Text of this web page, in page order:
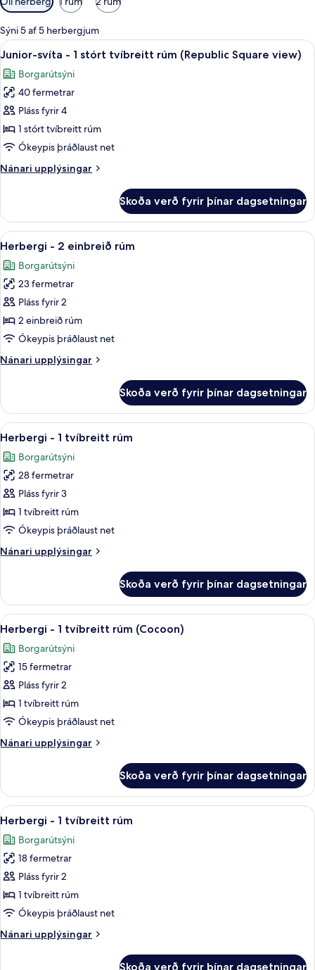
í
boði
fyrir
herbergi
Sýni 5 af 5 herbergjum
Skoða
allar
myndir
fyrir
Junior-
svíta
-
stórt
(Republic
Square
view)
Junior-svíta - 1 stórt tvíbreitt rúm
8
Junior-svíta - 1 stórt tvíbreitt rúm (Republic Square view)
Borgarútsýni
40 fermetrar
Pláss fyrir 4
1 stórt tvíbreitt rúm
Ókeypis þráðlaust net
Nánari upplýsingar
Nánari
svíta
1
tvíbreitt
rúm
Square
view)
Skoða verð fyrir þínar dagsetningar
Skoða
allar
myndir
fyrir
Herbergi
-
2
rúm
Herbergi - 2 einbreið rúm |
8
Herbergi - 2 einbreið rúm
Borgarútsýni
23 fermetrar
Pláss fyrir 2
2 einbreið rúm
Ókeypis þráðlaust net
Nánari upplýsingar
Nánari
-
einbreið
Skoða verð fyrir þínar dagsetningar
Skoða
allar
myndir
fyrir
Herbergi
-
1
rúm
Herbergi - 1 tvíbreitt rúm | Míníbar,
10
Herbergi - 1 tvíbreitt rúm
Borgarútsýni
28 fermetrar
Pláss fyrir 3
1 tvíbreitt rúm
Ókeypis þráðlaust net
Nánari upplýsingar
Nánari
-
tvíbreitt
Skoða verð fyrir þínar dagsetningar
Skoða
allar
myndir
fyrir
Herbergi
-
1
rúm
Herbergi - 1 tvíbreitt rúm (Cocoon) |
7
Herbergi - 1 tvíbreitt rúm (Cocoon)
Borgarútsýni
15 fermetrar
Pláss fyrir 2
1 tvíbreitt rúm
Ókeypis þráðlaust net
Nánari upplýsingar
Nánari
-
tvíbreitt
(Cocoon)
Skoða verð fyrir þínar dagsetningar
Skoða
allar
myndir
fyrir
Herbergi
-
1
rúm
9
Herbergi - 1 tvíbreitt rúm
Borgarútsýni
18 fermetrar
Pláss fyrir 2
1 tvíbreitt rúm
Ókeypis þráðlaust net
Nánari upplýsingar
Nánari
Skoða verð fyrir þínar dagsetningar